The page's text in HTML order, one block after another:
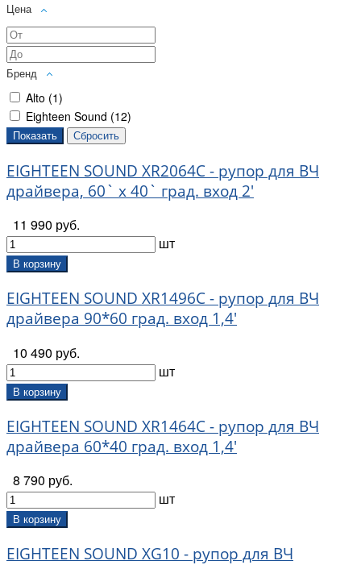
Цена
Бренд
Alto (1)
Eighteen Sound (12)
EIGHTEEN SOUND XR2064C - рупор для ВЧ
драйвера, 60` x 40` град. вход 2'
11 990 руб.
шт
В корзину
EIGHTEEN SOUND XR1496C - рупор для ВЧ
драйвера 90*60 град. вход 1,4'
10 490 руб.
шт
В корзину
EIGHTEEN SOUND XR1464C - рупор для ВЧ
драйвера 60*40 град. вход 1,4'
8 790 руб.
шт
В корзину
EIGHTEEN SOUND XG10 - рупор для ВЧ